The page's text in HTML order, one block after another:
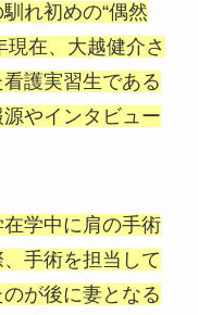
れ初めの“偶然
現在、大越健介さ
護実習生である
やインタビュー
学中に肩の手術
手術を担当して
が後に妻となる